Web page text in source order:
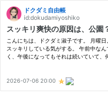
ドクダミ自由帳
id:dokudamiyoshiko
スッキリ爽快の原因は、公園
こんにちは、ドクダミ淑子です。 月曜
スッキリしている気がする。 午前中な
く、午後になってもそれは続いていて、
は…
2026-07-06 20:00